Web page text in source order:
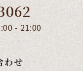
- 21:00
わせ